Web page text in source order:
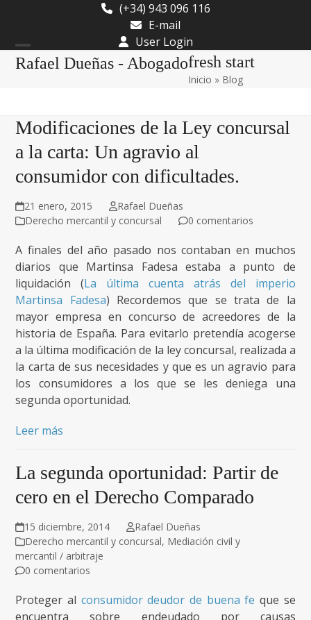
content
(+34) 943 096 116
E-mail
User Login
Rafael Dueñas - Abogado
Open
Close
fresh start
Inicio » Blog
Modificaciones de la Ley concursal
a la carta: Un agravio al
consumidor con dificultades.
21 enero, 2015
Rafael Dueñas
Derecho mercantil y concursal
0 comentarios
A finales del año pasado nos contaban en muchos
diarios que Martinsa Fadesa estaba a punto de
liquidación (La última cuenta atrás del imperio
Martinsa Fadesa) Recordemos que se trata de la
mayor empresa en concurso de acreedores de la
historia de España. Para evitarlo pretendía acogerse
a la última modificación de la ley concursal, realizada a
la carta de sus necesidades y que es un agravio para
los consumidores a los que se les deniega una
segunda oportunidad.
Leer más
La segunda oportunidad: Partir de
cero en el Derecho Comparado
15 diciembre, 2014
Rafael Dueñas
Derecho mercantil y concursal, Mediación civil y
mercantil / arbitraje
0 comentarios
Proteger al consumidor deudor de buena fe que se
encuentra sobre endeudado por causas